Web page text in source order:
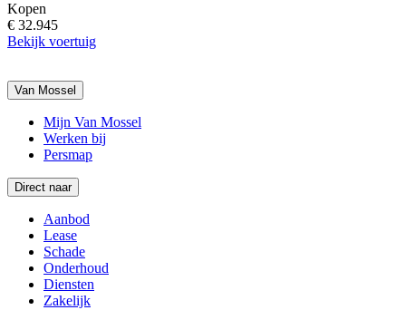
Kopen
€ 32.945
Bekijk voertuig
Van Mossel
Mijn Van Mossel
Werken bij
Persmap
Direct naar
Aanbod
Lease
Schade
Onderhoud
Diensten
Zakelijk